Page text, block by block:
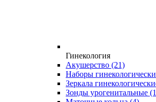
Гинекология
Акушерство (21)
Наборы
Зеркала
Зонды урогенитальные